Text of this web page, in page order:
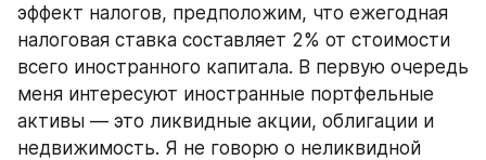
эффект налогов, предположим, что ежегодная
налоговая ставка составляет 2% от стоимости
всего иностранного капитала. В первую очередь
меня интересуют иностранные портфельные
активы — это ликвидные акции, облигации и
недвижимость. Я не говорю о неликвидной